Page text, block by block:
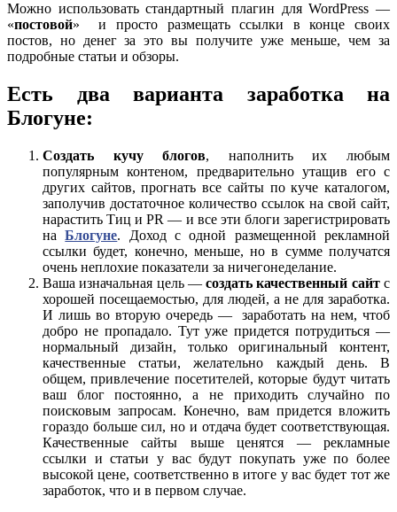
Можно использовать стандартный плагин для WordPress —
«постовой» и просто размещать ссылки в конце своих
постов, но денег за это вы получите уже меньше, чем за
подробные статьи и обзоры.
Есть два варианта заработка на
Блогуне:
Создать кучу блогов, наполнить их любым
популярным контеном, предварительно утащив его с
других сайтов, прогнать все сайты по куче каталогом,
заполучив достаточное количество ссылок на свой сайт,
нарастить Тиц и PR — и все эти блоги зарегистрировать
наБлогуне. Доход с одной размещенной рекламной
ссылки будет, конечно, меньше, но в сумме получатся
очень неплохие показатели за ничегонеделание.
Ваша изначальная цель —создать качественный сайтс
хорошей посещаемостью, для людей, а не для заработка.
И лишь во вторую очередь — заработать на нем, чтоб
добро не пропадало. Тут уже придется потрудиться —
нормальный дизайн, только оригинальный контент,
качественные статьи, желательно каждый день. В
общем, привлечение посетителей, которые будут читать
ваш блог постоянно, а не приходить случайно по
поисковым запросам. Конечно, вам придется вложить
гораздо больше сил, но и отдача будет соответствующая.
Качественные сайты выше ценятся — рекламные
ссылки и статьи у вас будут покупать уже по более
высокой цене, соответственно в итоге у вас будет тот же
заработок, что и в первом случае.